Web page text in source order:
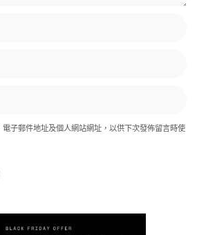
電子郵件地址及個人網站網址，以供下次發佈留言時使